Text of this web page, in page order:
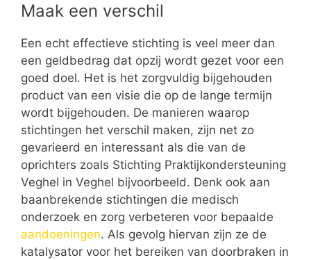
Maak een verschil
Een echt effectieve stichting is veel meer dan
een geldbedrag dat opzij wordt gezet voor een
goed doel. Het is het zorgvuldig bijgehouden
product van een visie die op de lange termijn
wordt bijgehouden. De manieren waarop
stichtingen het verschil maken, zijn net zo
gevarieerd en interessant als die van de
oprichters zoals Stichting Praktijkondersteuning
Veghel in Veghel bijvoorbeeld. Denk ook aan
baanbrekende stichtingen die medisch
onderzoek en zorg verbeteren voor bepaalde
aandoeningen. Als gevolg hiervan zijn ze de
katalysator voor het bereiken van doorbraken in